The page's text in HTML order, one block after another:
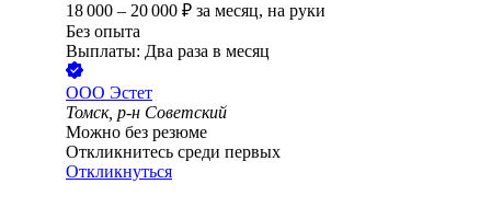
18 000 – 20 000 ₽ за месяц, на руки
Без опыта
Выплаты: Два раза в месяц
ООО Эстет
Томск, р-н Советский
Можно без резюме
Откликнитесь среди первых
Откликнуться